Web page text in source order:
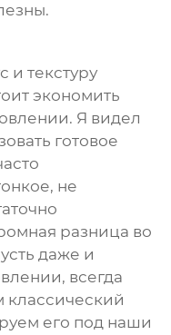
и текстуру
экономить
Я видел
готовое
не
разница во
даже и
всегда
классический
его под наши